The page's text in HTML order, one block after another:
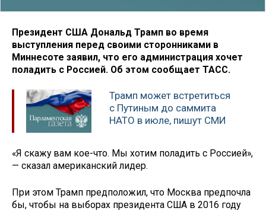
Президент США Дональд Трамп во время
выступления перед своими сторонниками в
Миннесоте заявил, что его администрация хочет
поладить с Россией. Об этом сообщает ТАСС.
Трамп может встретиться
с Путиным до саммита
НАТО в июле, пишут СМИ
«Я скажу вам кое-что. Мы хотим поладить с Россией»,
— сказал американский лидер.
При этом Трамп предположил, что Москва предпочла
бы, чтобы на выборах президента США в 2016 году